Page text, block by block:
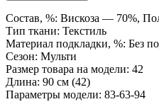
Состав, %: Вискоза — 70%,
Тип ткани: Текстиль
Материал подкладки, %: Без
Сезон: Мульти
Размер товара на модели: 42
Длина: 90 см (42)
Параметры модели: 83-63-94